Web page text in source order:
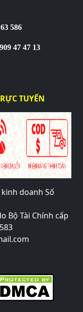
586
47 47 13
TUYẾN
doanh Số
Bộ Tài Chính cấp